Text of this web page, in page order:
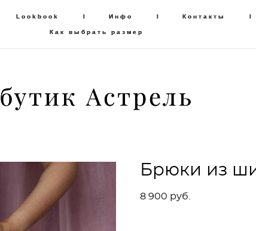
Lookbook I Инфо I Контакты I
Как выбрать размер
бутик Астрель
Lookbook I Инфо I Контакты I
Как выбрать размер
бутик Астрель
Брюки из
8 900 pуб.